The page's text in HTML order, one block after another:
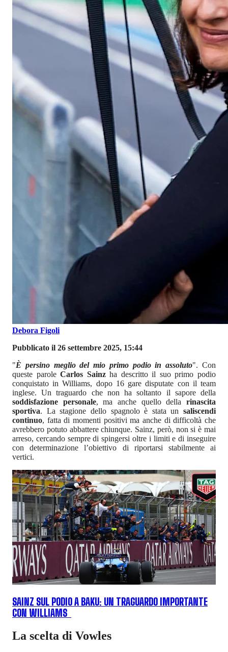
Debora Figoli
Pubblicato il 26 settembre 2025, 15:44
"È persino meglio del mio primo podio in assoluto". Con
queste paroleCarlos Sainzha descritto il suo primo podio
conquistato in Williams, dopo 16 gare disputate con il team
inglese. Un traguardo che non ha soltanto il sapore della
soddisfazione personale, ma anche quello della rinascita
sportiva. La stagione dello spagnolo è stata un saliscendi
continuo, fatta di momenti positivi ma anche di difficoltà che
avrebbero potuto abbattere chiunque. Sainz, però, non si è mai
arreso, cercando sempre di spingersi oltre i limiti e di inseguire
con determinazione l’obiettivo di riportarsi stabilmente ai
vertici.
SAINZ SUL PODIO A BAKU: UN TRAGUARDO IMPORTANTE
CON WILLIAMS
La scelta di Vowles